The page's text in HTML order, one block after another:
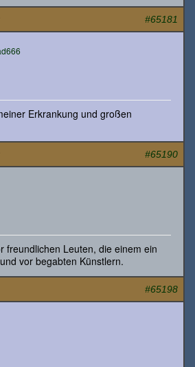
#65181
Erkrankung und großen
#65190
freundlichen Leuten, die einem ein
vor begabten Künstlern.
#65198